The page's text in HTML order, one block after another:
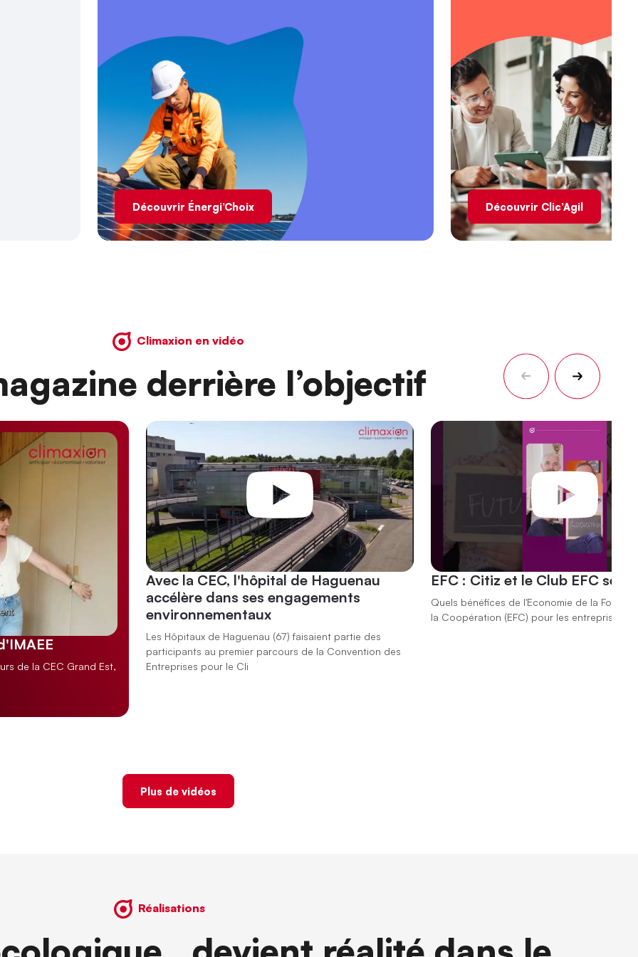
Découvrir Énergi’Choix Découvrir Clic’Agil
Climaxion en vidéo
derrière l’objectif
de la CEC Grand Est,
Avec la CEC, l'hôpital de Haguenau
accélère dans ses engagements
environnementaux
Les Hôpitaux de Haguenau (67) faisaient partie des
participants au premier parcours de la ⁨Convention des
Entreprises pour le Cli
EFC : Citiz et le Club EFC se
Quels bénéfices de l'Economie de la
la Coopération (EFC) pour les entreprises ?
Plus de vidéos
Réalisations